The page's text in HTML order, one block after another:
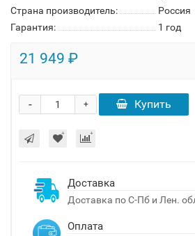
Страна производитель:
Россия
Гарантия:
1 год
21 949 ₽
+
- Купить
Доставка
Доставка по С-Пб и Лен.
Оплата